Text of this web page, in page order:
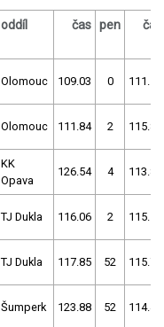
oddíl čas pen čas
Olomouc 109.03 0 111.10
Olomouc 111.84 2 115.85
KK
Opava
126.54 4 113.88
TJ Dukla 116.06 2 115.52
TJ Dukla 117.85 52 115.70
Šumperk 123.88 52 114.42